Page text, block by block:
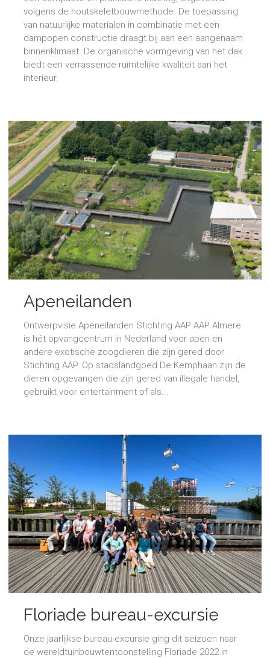
volgens de houtskeletbouwmethode. De toepassing
van natuurlijke materialen in combinatie met een
dampopen constructie draagt bij aan een aangenaam
binnenklimaat. De organische vormgeving van het dak
biedt een verrassende ruimtelijke kwaliteit aan het
interieur.
Apeneilanden
Ontwerpvisie Apeneilanden Stichting AAP AAP Almere
is hét opvangcentrum in Nederland voor apen en
andere exotische zoogdieren die zijn gered door
Stichting AAP. Op stadslandgoed De Kemphaan zijn de
dieren opgevangen die zijn gered van illegale handel,
gebruikt voor entertainment of als...
Floriade bureau-excursie
Onze jaarlijkse bureau-excursie ging dit seizoen naar
de wereldtuinbouwtentoonstelling Floriade 2022 in